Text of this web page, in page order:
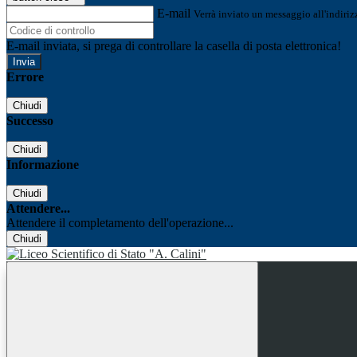
E-mail Verrà inviato un messaggio
E-mail inviata, si prega di controllare la casella di posta elettronica!
Errore
Chiudi
Successo
Chiudi
Informazione
Chiudi
Attendere...
Attendere il completamento dell'operazione...
Chiudi